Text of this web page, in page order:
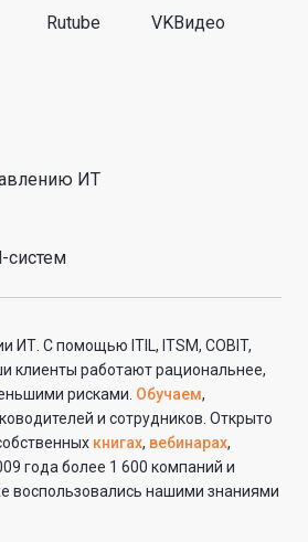
Rutube VKВидео
ИТ
систем
ИТ. С помощью ITIL, ITSM, COBIT,
клиенты работают рациональнее,
рисками. Обучаем,
и сотрудников. Открыто
книгах, вебинарах,
года более 1 600 компаний и
воспользовались нашими знаниями